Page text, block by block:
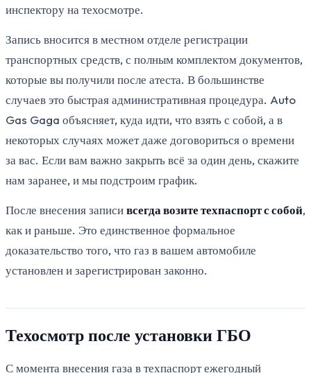
инспектору на техосмотре.
Запись вносится в местном отделе регистрации
транспортных средств, с полным комплектом документов,
которые вы получили после атеста. В большинстве
случаев это быстрая административная процедура. Auto
Gas Gaga объясняет, куда идти, что взять с собой, а в
некоторых случаях может даже договориться о времени
за вас. Если вам важно закрыть всё за один день, скажите
нам заранее, и мы подстроим график.
После внесения записивсегда возите техпаспорт с собой,
как и раньше. Это единственное формальное
доказательство того, что газ в вашем автомобиле
установлен и зарегистрирован законно.
Техосмотр после установки ГБО
С момента внесения газа в техпаспорт ежегодный